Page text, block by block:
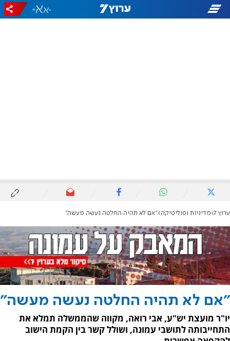
-
+
ערוץ 7 מדיניות ופוליטיקה "אם לא תהיה החלטה נעשה מעשה"
"אם לא תהיה החלטה נעשה מעשה"
יו"ר מועצת יש"ע, אבי רואה, מקווה שהממשלה תמלא את
התחייבותה לתושבי עמונה, ושולל קשר בין הקמת הישוב